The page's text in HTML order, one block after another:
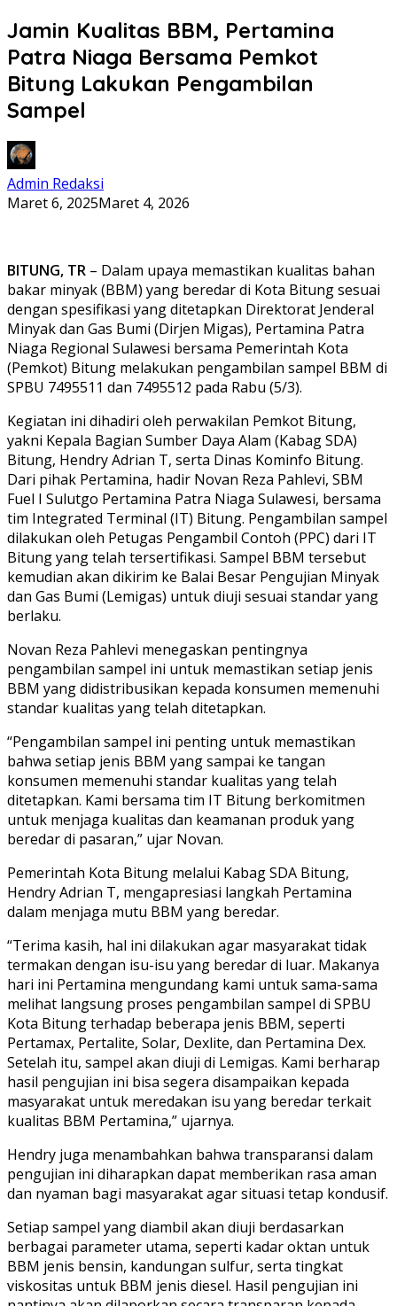
Jamin Kualitas BBM, Pertamina
Patra Niaga Bersama Pemkot
Bitung Lakukan Pengambilan
Sampel
Admin Redaksi
Maret 6, 2025Maret 4, 2026
BITUNG, TR – Dalam upaya memastikan kualitas bahan
bakar minyak (BBM) yang beredar di Kota Bitung sesuai
dengan spesifikasi yang ditetapkan Direktorat Jenderal
Minyak dan Gas Bumi (Dirjen Migas), Pertamina Patra
Niaga Regional Sulawesi bersama Pemerintah Kota
(Pemkot) Bitung melakukan pengambilan sampel BBM di
SPBU 7495511 dan 7495512 pada Rabu (5/3).
Kegiatan ini dihadiri oleh perwakilan Pemkot Bitung,
yakni Kepala Bagian Sumber Daya Alam (Kabag SDA)
Bitung, Hendry Adrian T, serta Dinas Kominfo Bitung.
Dari pihak Pertamina, hadir Novan Reza Pahlevi, SBM
Fuel I Sulutgo Pertamina Patra Niaga Sulawesi, bersama
tim Integrated Terminal (IT) Bitung. Pengambilan sampel
dilakukan oleh Petugas Pengambil Contoh (PPC) dari IT
Bitung yang telah tersertifikasi. Sampel BBM tersebut
kemudian akan dikirim ke Balai Besar Pengujian Minyak
dan Gas Bumi (Lemigas) untuk diuji sesuai standar yang
berlaku.
Novan Reza Pahlevi menegaskan pentingnya
pengambilan sampel ini untuk memastikan setiap jenis
BBM yang didistribusikan kepada konsumen memenuhi
standar kualitas yang telah ditetapkan.
“Pengambilan sampel ini penting untuk memastikan
bahwa setiap jenis BBM yang sampai ke tangan
konsumen memenuhi standar kualitas yang telah
ditetapkan. Kami bersama tim IT Bitung berkomitmen
untuk menjaga kualitas dan keamanan produk yang
beredar di pasaran,” ujar Novan.
Pemerintah Kota Bitung melalui Kabag SDA Bitung,
Hendry Adrian T, mengapresiasi langkah Pertamina
dalam menjaga mutu BBM yang beredar.
“Terima kasih, hal ini dilakukan agar masyarakat tidak
termakan dengan isu-isu yang beredar di luar. Makanya
hari ini Pertamina mengundang kami untuk sama-sama
melihat langsung proses pengambilan sampel di SPBU
Kota Bitung terhadap beberapa jenis BBM, seperti
Pertamax, Pertalite, Solar, Dexlite, dan Pertamina Dex.
Setelah itu, sampel akan diuji di Lemigas. Kami berharap
hasil pengujian ini bisa segera disampaikan kepada
masyarakat untuk meredakan isu yang beredar terkait
kualitas BBM Pertamina,” ujarnya.
Hendry juga menambahkan bahwa transparansi dalam
pengujian ini diharapkan dapat memberikan rasa aman
dan nyaman bagi masyarakat agar situasi tetap kondusif.
Setiap sampel yang diambil akan diuji berdasarkan
berbagai parameter utama, seperti kadar oktan untuk
BBM jenis bensin, kandungan sulfur, serta tingkat
viskositas untuk BBM jenis diesel. Hasil pengujian ini